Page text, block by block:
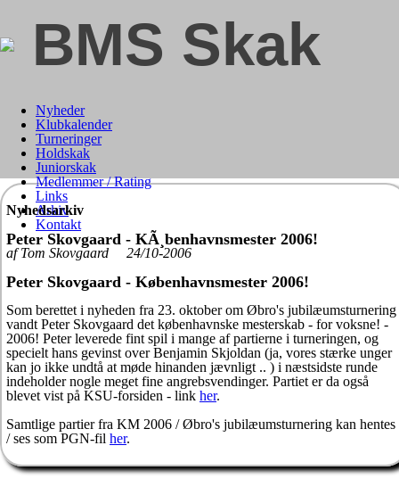
BMS Skak
Nyheder
Klubkalender
Turneringer
Holdskak
Juniorskak
Medlemmer / Rating
Links
Arkiv
Kontakt
Nyhedsarkiv
Peter Skovgaard - KÃ¸benhavnsmester 2006!
af Tom Skovgaard 24/10-2006
Peter Skovgaard - Københavnsmester 2006!
Som berettet i nyheden fra 23. oktober om Øbro's jubilæumsturnering
vandt Peter Skovgaard det københavnske mesterskab - for voksne! -
2006! Peter leverede fint spil i mange af partierne i turneringen, og
specielt hans gevinst over Benjamin Skjoldan (ja, vores stærke unger
kan jo ikke undtå at møde hinanden jævnligt .. ) i næstsidste runde
indeholder nogle meget fine angrebsvendinger. Partiet er da også
blevet vist på KSU-forsiden - link her.
Samtlige partier fra KM 2006 / Øbro's jubilæumsturnering kan hentes
/ ses som PGN-fil her.